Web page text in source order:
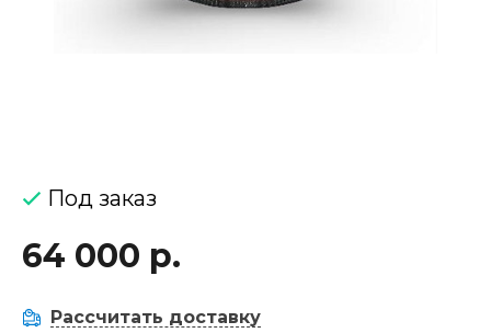
Под заказ
64 000 р.
Рассчитать доставку